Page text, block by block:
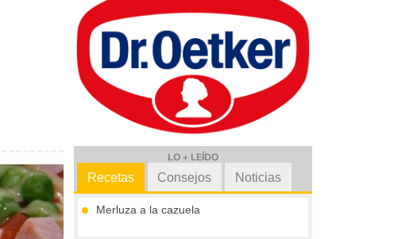
LO + LEÍDO
Recetas
Merluza a la cazuela
Consejos Noticias